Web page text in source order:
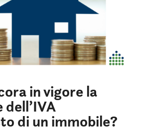
in vigore la
di un immobile?